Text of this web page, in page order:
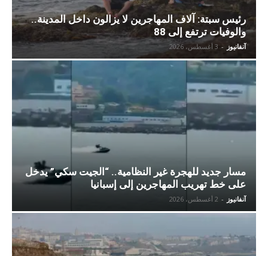
رئيس سبتة: آلاف المهاجرين لا يزالون داخل المدينة..
والوفيات ترتفع إلى 88
آنفانيوز - 3 أغسطس، 2026
مسار جديد للهجرة غير النظامية.. “الجيت سكي” يدخل
على خط تهريب المهاجرين إلى إسبانيا
آنفانيوز - 2 أغسطس، 2026